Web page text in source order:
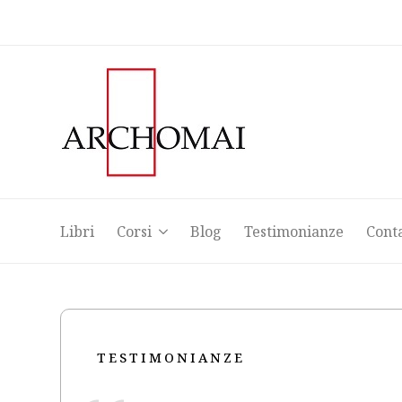
Libri Corsi Blog Testimonianze
TESTIMONIANZE